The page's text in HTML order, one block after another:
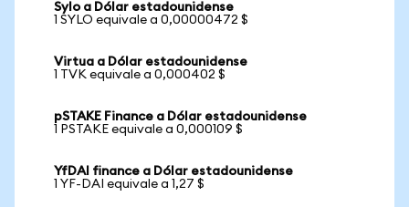
Sylo a Dólar estadounidense
1 SYLO equivale a 0,00000472 $
Virtua a Dólar estadounidense
1 TVK equivale a 0,000402 $
pSTAKE Finance a Dólar estadounidense
1 PSTAKE equivale a 0,000109 $
YfDAI finance a Dólar estadounidense
1 YF-DAI equivale a 1,27 $